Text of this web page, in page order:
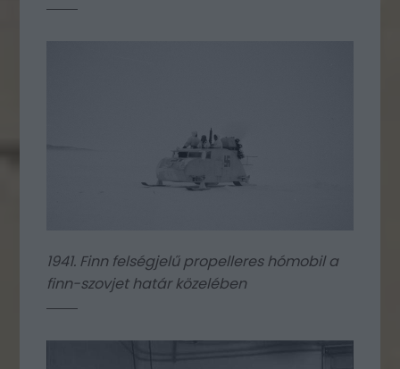
1941. Finn felségjelű propelleres hómobil a
finn-szovjet határ közelében